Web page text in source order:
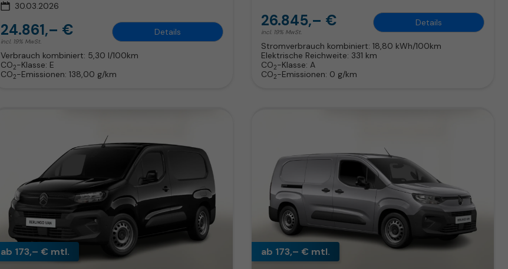
30.03.2026
24.861,– €
incl. 19% MwSt.
Details
Verbrauch kombiniert: 5,30 l/100km
CO2-Klasse: E
CO2-Emissionen: 138,00 g/km
26.845,– €
incl. 19% MwSt.
Details
Stromverbrauch kombiniert: 18,80 kWh/100km
Elektrische Reichweite: 331 km
CO2-Klasse: A
CO2-Emissionen: 0 g/km
ab 173,– € mtl. ab 173,– € mtl.